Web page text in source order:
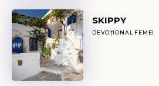
SKIPPY
DEVOȚIONAL FEMEI